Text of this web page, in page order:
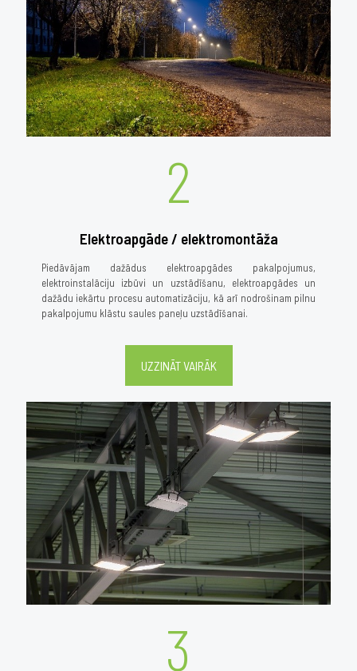
2
Elektroapgāde / elektromontāža
Piedāvājam dažādus elektroapgādes pakalpojumus,
elektroinstalāciju izbūvi un uzstādīšanu, elektroapgādes un
dažādu iekārtu procesu automatizāciju, kā arī nodrošinam pilnu
pakalpojumu klāstu saules paneļu uzstādīšanai.
UZZINĀT VAIRĀK
3